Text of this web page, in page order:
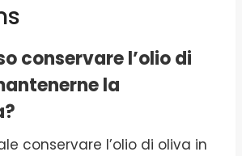
conservare l’olio di
la
conservare l’olio di oliva in